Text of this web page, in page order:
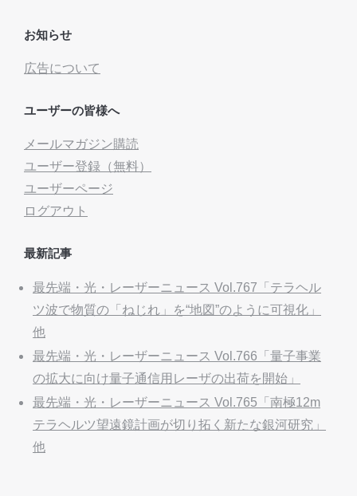
お知らせ
広告について
ユーザーの皆様へ
メールマガジン購読
ユーザー登録（無料）
ユーザーページ
ログアウト
最新記事
最先端・光・レーザーニュース Vol.767「テラヘル
ツ波で物質の「ねじれ」を“地図”のように可視化」
他
最先端・光・レーザーニュース Vol.766「量子事業
の拡大に向け量子通信用レーザの出荷を開始」
最先端・光・レーザーニュース Vol.765「南極12m
テラヘルツ望遠鏡計画が切り拓く新たな銀河研究」
他